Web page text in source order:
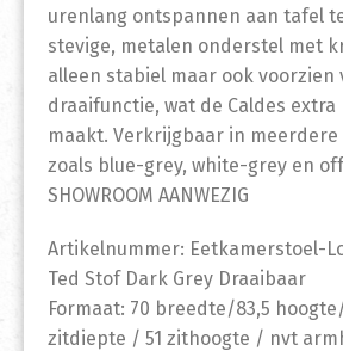
urenlang ontspannen aan tafel
stevige, metalen onderstel met
alleen stabiel maar ook voorzien
draaifunctie, wat de Caldes
maakt. Verkrijgbaar in
zoals blue-grey, white-grey en
SHOWROOM AANWEZIG
Artikelnummer: Eetkamerstoel-
Ted Stof Dark Grey Draaibaar
Formaat: 70 breedte/83,5
zitdiepte / 51 zithoogte / nvt